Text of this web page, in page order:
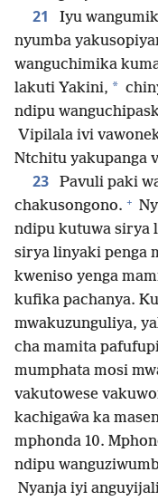
21
Iyu
nyumba
wanguchimika
lakuti Yakini, *
ndipu
Vipilala ivi
Ntchitu yakupanga
23 Pavuli paki
chakusongono. +
ndipu kutuwa sirya
sirya linyaki penga
kweniso yenga
kufika pachanya.
mwakuzunguliya,
cha mamita
mumphata mosi
vakutowese
kachigaŵa ka
mphonda 10.
ndipu
Nyanja iyi